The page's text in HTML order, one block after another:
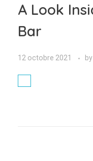
A Look
Bar
12 octobre 2021 by